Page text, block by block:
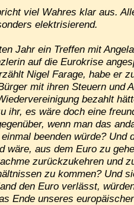
viel Wahres klar aus.
elektrisierend.
Jahr ein Treffen mit
auf die Eurokrise
Nigel Farage, habe er
mit ihren Steuern und
bezahlt
ihr, es wäre doch eine
wenn man das
beenden würde? Und
wäre, aus dem Euro zu
zurückzukehren und
zu kommen? Und
den Euro verlässt,
Ende unseres